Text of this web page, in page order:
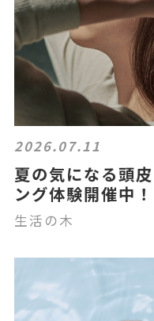
2026.07.11
夏の気になる頭
ング体験開催中
生活の木